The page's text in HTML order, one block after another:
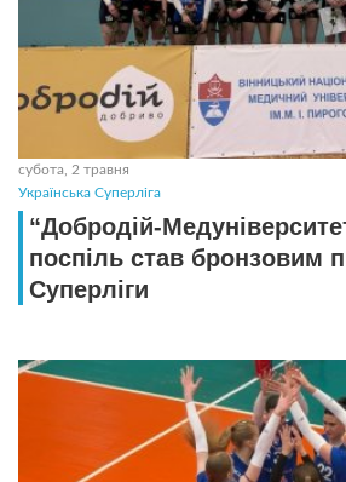
субота, 2 травня
Українська Суперліга
“Добродій-
поспіль став бронзовим
Суперліги